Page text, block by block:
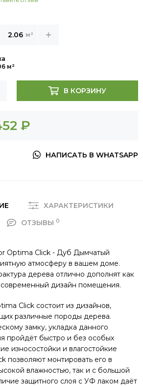
м²
м²
В КОРЗИНУ
₽
НАПИСАТЬ В WHATSAPP
ХАРАКТЕРИСТИКИ
ОТЗЫВЫ 0
Optima Click - Дуб Дымчатый
атмосферу в вашем доме.
дерева отлично дополнят как
современный дизайн помещения.
Click состоит из дизайнов,
различные породы дерева.
замку, укладка данного
пройдёт быстро и без особых
износостойки и влагостойкие
позволяют монтировать его в
влажностью, так и с большой
защитного слоя с УФ лаком даёт